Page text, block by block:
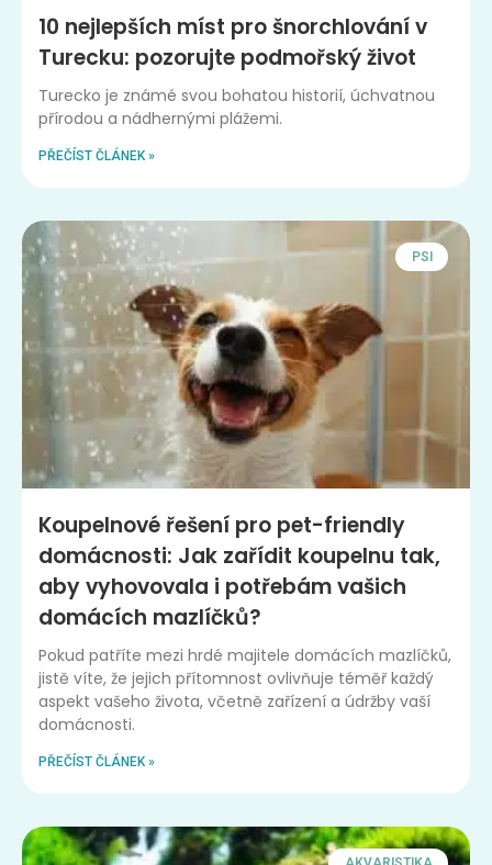
10 nejlepších míst pro šnorchlování v
Turecku: pozorujte podmořský život
Turecko je známé svou bohatou historií, úchvatnou
přírodou a nádhernými plážemi.
PŘEČÍST ČLÁNEK »
PSI
Koupelnové řešení pro pet-friendly
domácnosti: Jak zařídit koupelnu tak,
aby vyhovovala i potřebám vašich
domácích mazlíčků?
Pokud patříte mezi hrdé majitele domácích mazlíčků,
jistě víte, že jejich přítomnost ovlivňuje téměř každý
aspekt vašeho života, včetně zařízení a údržby vaší
domácnosti.
PŘEČÍST ČLÁNEK »